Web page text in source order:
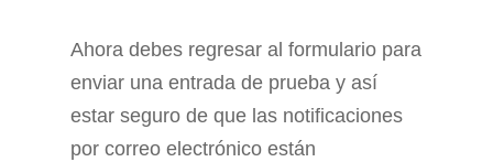
Ahora debes regresar al formulario para
enviar una entrada de prueba y así
estar seguro de que las notificaciones
por correo electrónico están